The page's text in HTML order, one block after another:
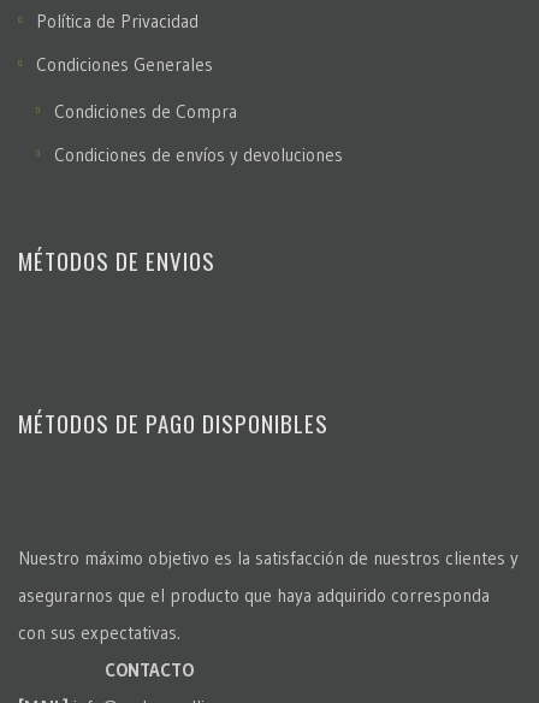
Política de Privacidad
Condiciones Generales
Condiciones de Compra
Condiciones de envíos y devoluciones
MÉTODOS DE ENVIOS
MÉTODOS DE PAGO DISPONIBLES
Nuestro máximo objetivo es la satisfacción de nuestros clientes y
asegurarnos que el producto que haya adquirido corresponda
con sus expectativas.
CONTACTO